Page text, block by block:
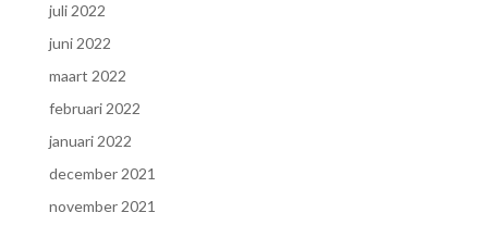
juli 2022
juni 2022
maart 2022
februari 2022
januari 2022
december 2021
november 2021